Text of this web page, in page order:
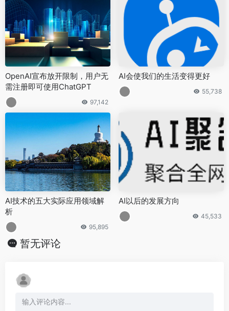
OpenAI宣布放开限制，用户无
需注册即可使用ChatGPT
97,142
AI会使我们的生活变得更好
55,738
AI技术的五大实际应用领域解
析
95,895
AI以后的发展方向
45,533
暂无评论